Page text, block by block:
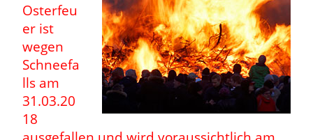
Osterfeu
er ist
wegen
Schneefa
lls am
31.03.20
18